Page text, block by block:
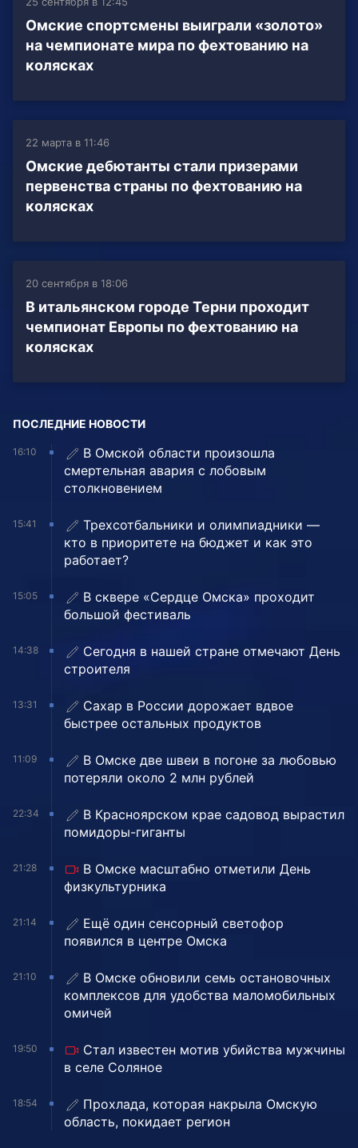
Омские спортсмены выиграли «золото»
на чемпионате мира по фехтованию на
колясках
22 марта в 11:46
Омские дебютанты стали призерами
первенства страны по фехтованию на
колясках
20 сентября в 18:06
В итальянском городе Терни проходит
чемпионат Европы по фехтованию на
колясках
ПОСЛЕДНИЕ НОВОСТИ
16:10
В Омской области произошла
смертельная авария с лобовым
столкновением
15:41
Трехсотбальники и олимпиадники —
кто в приоритете на бюджет и как это
работает?
15:05
В сквере «Сердце Омска» проходит
большой фестиваль
14:38
Сегодня в нашей стране отмечают День
строителя
13:31
Сахар в России дорожает вдвое
быстрее остальных продуктов
11:09
В Омске две швеи в погоне за любовью
потеряли около 2 млн рублей
22:34
В Красноярском крае садовод вырастил
помидоры-гиганты
21:28
В Омске масштабно отметили День
физкультурника
21:14
Ещё один сенсорный светофор
появился в центре Омска
21:10
В Омске обновили семь остановочных
комплексов для удобства маломобильных
омичей
19:50
Стал известен мотив убийства мужчины
в селе Соляное
18:54
Прохлада, которая накрыла Омскую
область, покидает регион